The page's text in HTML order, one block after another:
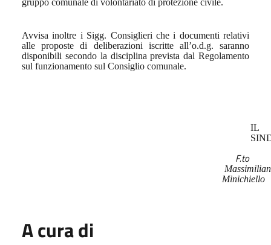
Avvisa inoltre i Sigg. Consiglieri che i documenti relativi
alle proposte di deliberazioni iscritte all’o.d.g. saranno
disponibili secondo la disciplina prevista dal Regolamento
sul funzionamento sul Consiglio comunale.
IL
F.to
Minichiello
A cura di